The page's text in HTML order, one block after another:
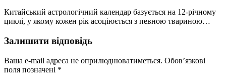
Китайський астрологічний календар базується на 12-річному
циклі, у якому кожен рік асоціюється з певною твариною…
Залишити відповідь
Ваша e-mail адреса не оприлюднюватиметься. Обов’язкові
поля позначені *